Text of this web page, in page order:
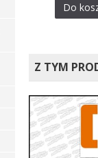
Do
Z TYM